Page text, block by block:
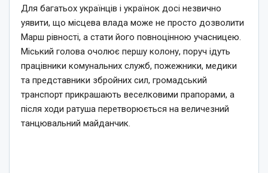
Для багатьох українців і українок досі незвично
уявити, що місцева влада може не просто дозволити
Марш рівності, а стати його повноцінною учасницею.
Міський голова очолює першу колону, поруч ідуть
працівники комунальних служб, пожежники, медики
та представники збройних сил, громадський
транспорт прикрашають веселковими прапорами, а
після ходи ратуша перетворюється на величезний
танцювальний майданчик.